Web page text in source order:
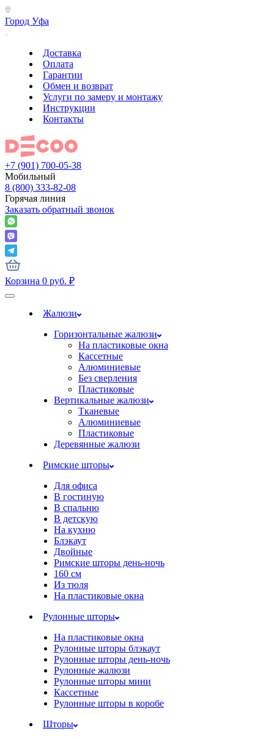
Город Уфа
Доставка
Оплата
Гарантии
Обмен и возврат
Услуги по замеру и монтажу
Инструкции
Контакты
+7 (901) 700-05-38
Мобильный
8 (800) 333-82-08
Горячая линия
Заказать обратный звонок
Корзина 0 руб. ₽
Жалюзи
Горизонтальные жалюзи
На пластиковые окна
Кассетные
Алюминиевые
Без сверления
Пластиковые
Вертикальные жалюзи
Тканевые
Алюминиевые
Пластиковые
Деревянные жалюзи
Римские шторы
Для офиса
В гостиную
В спальню
В детскую
На кухню
Блэкаут
Двойные
Римские шторы день-ночь
160 см
Из тюля
На пластиковые окна
Рулонные шторы
На пластиковые окна
Рулонные шторы блэкаут
Рулонные шторы день-ночь
Рулонные жалюзи
Рулонные шторы мини
Кассетные
Рулонные шторы в коробе
Шторы